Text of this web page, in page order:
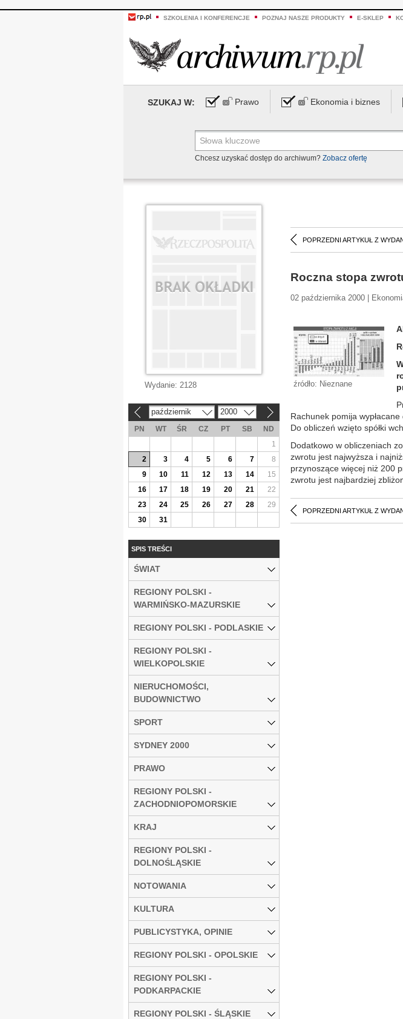
SZKOLENIA I KONFERENCJE POZNAJ NASZE PRODUKTY E-SKLEP
SZUKAJ W: Prawo Ekonomia i biznes
Chcesz uzyskać dostęp do archiwum? Zobacz ofertę
POPRZEDNI ARTYKUŁ Z
Roczna stopa
02 października 2000 |
źródło: Nieznane
Rachunek pomija
Do obliczeń wzięto spółki
Dodatkowo w obliczeniach
zwrotu jest najwyższa i
przynoszące więcej niż 200
zwrotu jest najbardziej
POPRZEDNI ARTYKUŁ Z
Wydanie: 2128
październik 2000
PN WT ŚR CZ PT SB
ND
1
2
3 4 5 6 7
8
9
10 11 12 13 14
15
16
17 18 19 20 21
22
23
24 25 26 27 28
29
30
31
SPIS TREŚCI
ŚWIAT
REGIONY POLSKI -
WARMIŃSKO-MAZURSKIE
REGIONY POLSKI - PODLASKIE
REGIONY POLSKI -
WIELKOPOLSKIE
NIERUCHOMOŚCI,
BUDOWNICTWO
SPORT
SYDNEY 2000
PRAWO
REGIONY POLSKI -
ZACHODNIOPOMORSKIE
KRAJ
REGIONY POLSKI -
DOLNOŚLĄSKIE
NOTOWANIA
KULTURA
PUBLICYSTYKA, OPINIE
REGIONY POLSKI - OPOLSKIE
REGIONY POLSKI -
PODKARPACKIE
REGIONY POLSKI - ŚLĄSKIE